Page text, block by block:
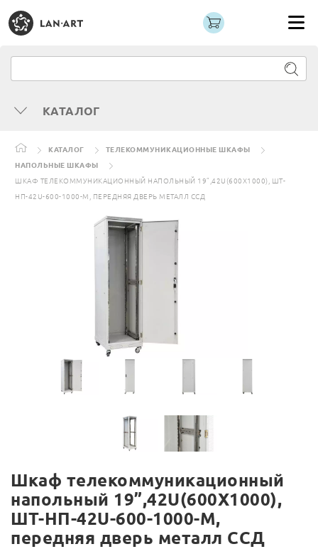
КАТАЛОГ
КАТАЛОГ
ТЕЛЕКОММУНИКАЦИОННЫЕ ШКАФЫ
НАПОЛЬНЫЕ ШКАФЫ
ШКАФ ТЕЛЕКОММУНИКАЦИОННЫЙ НАПОЛЬНЫЙ 19”,42U(600X1000), ШТ-
НП-42U-600-1000-М, ПЕРЕДНЯЯ ДВЕРЬ МЕТАЛЛ ССД
Шкаф телекоммуникационный
напольный 19”,42U(600X1000),
ШТ-НП-42U-600-1000-М,
передняя дверь металл ССД